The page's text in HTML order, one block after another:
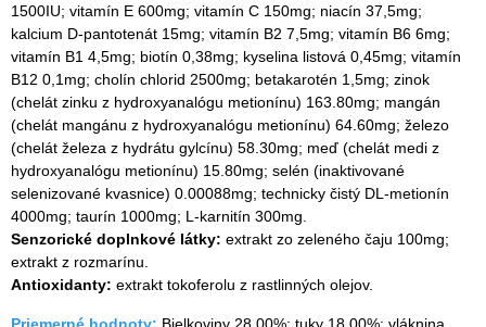
1500IU; vitamín E 600mg; vitamín C 150mg; niacín 37,5mg;
kalcium D-pantotenát 15mg; vitamín B2 7,5mg; vitamín B6 6mg;
vitamín B1 4,5mg; biotín 0,38mg; kyselina listová 0,45mg; vitamín
B12 0,1mg; cholín chlorid 2500mg; betakarotén 1,5mg; zinok
(chelát zinku z hydroxyanalógu metionínu) 163.80mg; mangán
(chelát mangánu z hydroxyanalógu metionínu) 64.60mg; železo
(chelát železa z hydrátu gylcínu) 58.30mg; meď (chelát medi z
hydroxyanalógu metionínu) 15.80mg; selén (inaktivované
selenizované kvasnice) 0.00088mg; technicky čistý DL-metionín
4000mg; taurín 1000mg; L-karnitín 300mg.
Senzorické doplnkové látky: extrakt zo zeleného čaju 100mg;
extrakt z rozmarínu.
Antioxidanty: extrakt tokoferolu z rastlinných olejov.
Priemerné hodnoty: Bielkoviny 28,00%; tuky 18,00%; vláknina